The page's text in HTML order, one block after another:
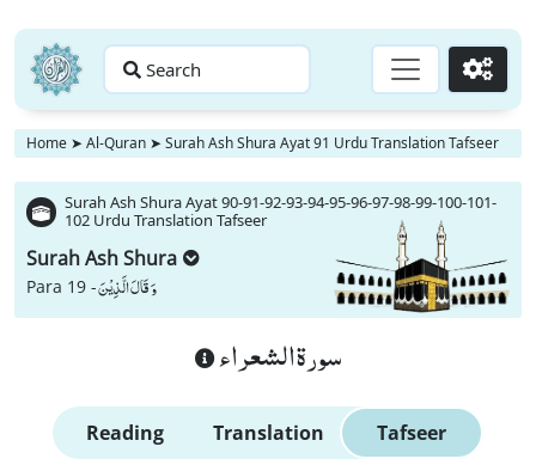
Search Go
Home ➤ Al-Quran ➤ Surah Ash Shura Ayat 91 Urdu Translation Tafseer
Surah Ash Shura Ayat 90-91-92-93-94-95-96-97-98-99-100-101-
102 Urdu Translation Tafseer
Surah Ash Shura
Para 19 -وَ قَالَ الَّذِیْنَ
سورة الشعراء
Reading Translation Tafseer